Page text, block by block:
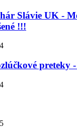
Slávie UK -
!!!
preteky